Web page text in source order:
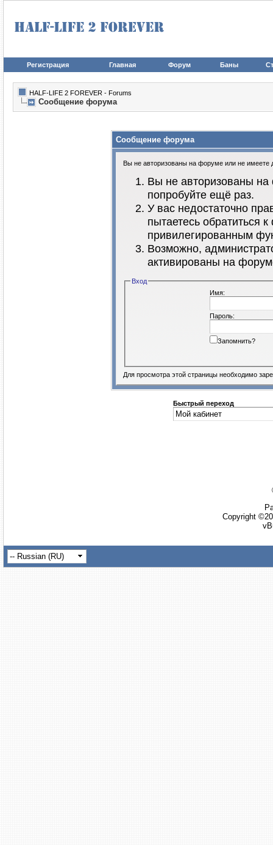
Регистрация Главная Форум Баны
HALF-LIFE 2 FOREVER - Forums
Сообщение форума
Сообщение форума
Вы не авторизованы на форуме или не имеете
Вы не авторизованы
попробуйте ещё раз.
У вас недостаточно
пытаетесь обратиться
привилегированным
Возможно,
активированы на
Вход
Имя:
Пароль:
Запомнить?
Для просмотра этой страницы необходимо
Быстрый переход
Copyright